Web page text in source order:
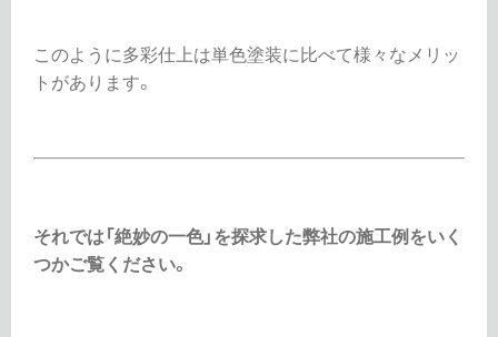
このように多彩仕上は単色塗装に比べて様々なメリッ
トがあります。
それでは「絶妙の一色」を探求した弊社の施工例をいく
つかご覧ください。